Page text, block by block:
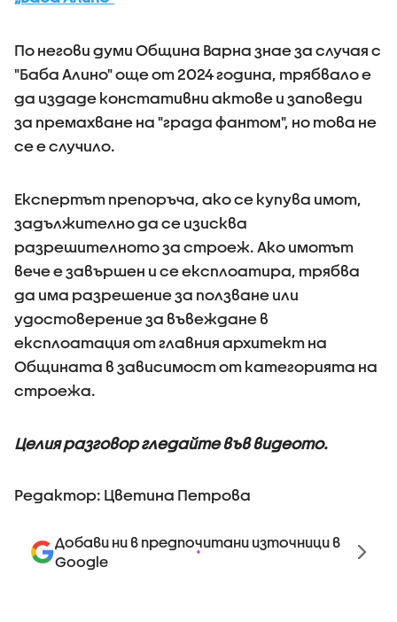
По негови думи Община Варна знае за случая с
"Баба Алино" още от 2024 година, трябвало е
да издаде констативни актове и заповеди
за премахване на "града фантом", но това не
се е случило.
Експертът препоръча, ако се купува имот,
задължително да се изисква
разрешителното за строеж. Ако имотът
вече е завършен и се експлоатира, трябва
да има разрешение за ползване или
удостоверение за въвеждане в
експлоатация от главния архитект на
Общината в зависимост от категорията на
строежа.
Целия разговор гледайте във видеото.
Редактор: Цветина Петрова
Добави ни в предпочитани източници в
Google